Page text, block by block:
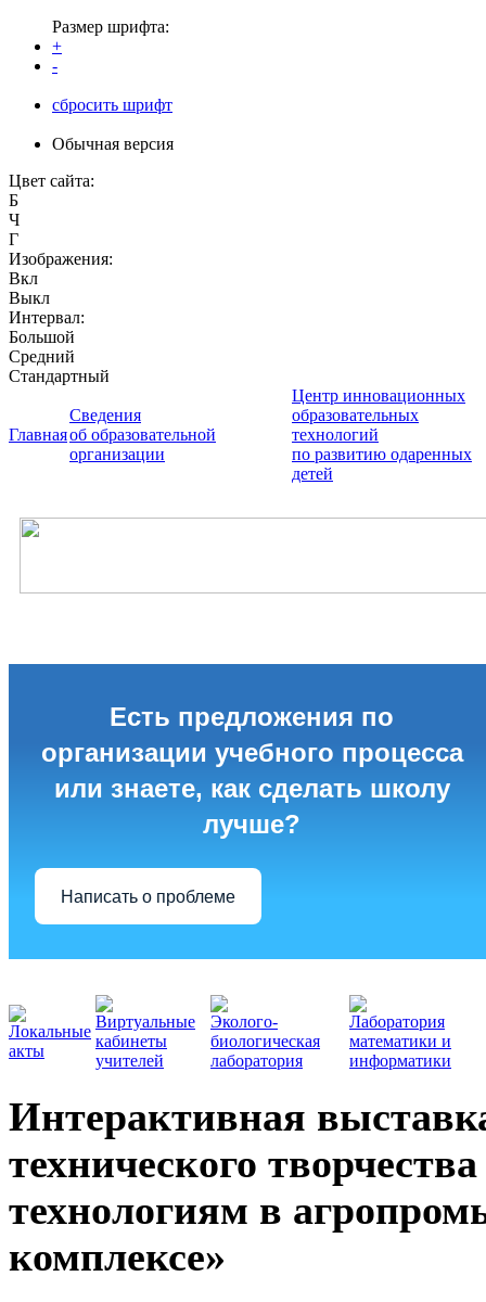
Размер шрифта:
+
-
сбросить шрифт
Обычная версия
Цвет сайта:
Б
Ч
Г
Изображения:
Вкл
Выкл
Интервал:
Большой
Средний
Стандартный
Главная
Сведения
об образовательной
организации
Центр инновационных
образовательных
технологий
по развитию одаренных
детей
Есть предложения по
организации учебного процесса
или знаете, как сделать школу
лучше?
Написать о проблеме
Локальные
акты
Виртуальные
кабинеты
учителей
Эколого-
биологическая
лаборатория
Лаборатория
математики и
информатики
Интерактивная
технического
технологиям в
комплексе»